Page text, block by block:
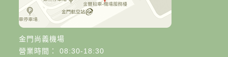
金門尚義機場
營業時間： 08:30-18:30